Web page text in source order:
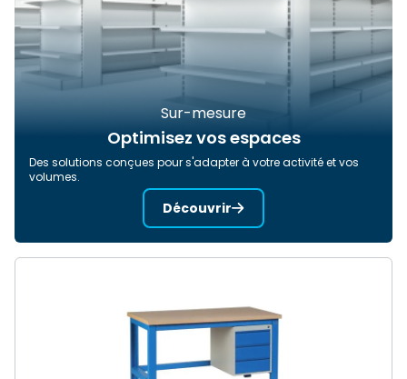
Sur-mesure
Optimisez vos espaces
Des solutions conçues pour s'adapter à votre activité et vos
volumes.
Découvrir